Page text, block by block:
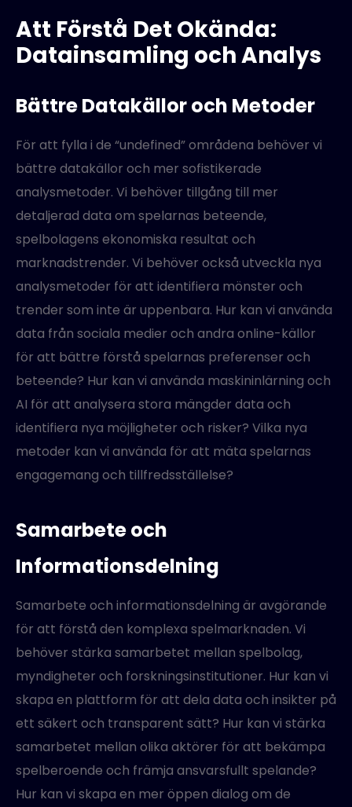
Att Förstå Det Okända:
Datainsamling och Analys
Bättre Datakällor och Metoder
För att fylla i de “undefined” områdena behöver vi
bättre datakällor och mer sofistikerade
analysmetoder. Vi behöver tillgång till mer
detaljerad data om spelarnas beteende,
spelbolagens ekonomiska resultat och
marknadstrender. Vi behöver också utveckla nya
analysmetoder för att identifiera mönster och
trender som inte är uppenbara. Hur kan vi använda
data från sociala medier och andra online-källor
för att bättre förstå spelarnas preferenser och
beteende? Hur kan vi använda maskininlärning och
AI för att analysera stora mängder data och
identifiera nya möjligheter och risker? Vilka nya
metoder kan vi använda för att mäta spelarnas
engagemang och tillfredsställelse?
Samarbete och
Informationsdelning
Samarbete och informationsdelning är avgörande
för att förstå den komplexa spelmarknaden. Vi
behöver stärka samarbetet mellan spelbolag,
myndigheter och forskningsinstitutioner. Hur kan vi
skapa en plattform för att dela data och insikter på
ett säkert och transparent sätt? Hur kan vi stärka
samarbetet mellan olika aktörer för att bekämpa
spelberoende och främja ansvarsfullt spelande?
Hur kan vi skapa en mer öppen dialog om de